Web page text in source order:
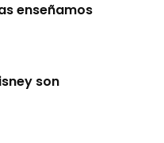
enseñamos
son